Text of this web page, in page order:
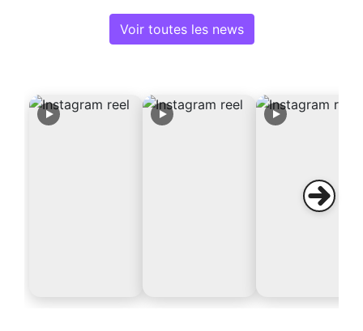
Voir toutes les news